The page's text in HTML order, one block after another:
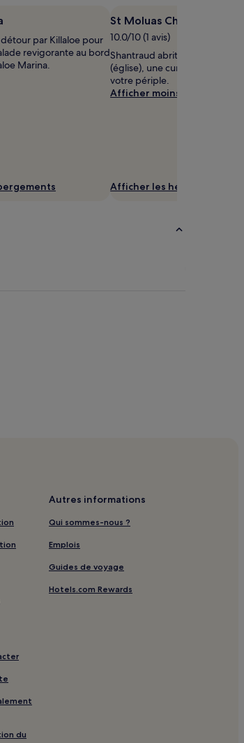
par Killaloe pour
revigorante au bord
Marina.
St Moluas Church
10.0/10 (1 avis)
Shantraud abrite St Moluas
(église), une curiosité à
votre périple.
Afficher moins
Afficher les hébergements
du
Autres informations
Qui sommes-nous ?
Emplois
Guides de voyage
Hotels.com Rewards